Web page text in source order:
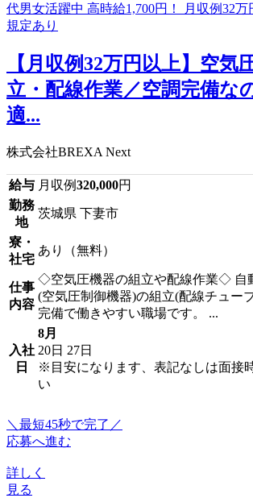
【月収例32万円以上】空気
立・配線作業／空調完備な
適...
株式会社BREXA Next
給与 月収例320,000円
勤務
地
茨城県 下妻市
寮・
社宅
あり（無料）
仕事
内容
◇空気圧機器の組立や配線作業◇ 自
(空気圧制御機器)の組立(配線チュー
完備で働きやすい職場です。 ...
入社
日
8月
20日 27日
※目安になります、表記なしは面接
い
＼最短45秒で完了／
応募へ進む
詳しく
見る